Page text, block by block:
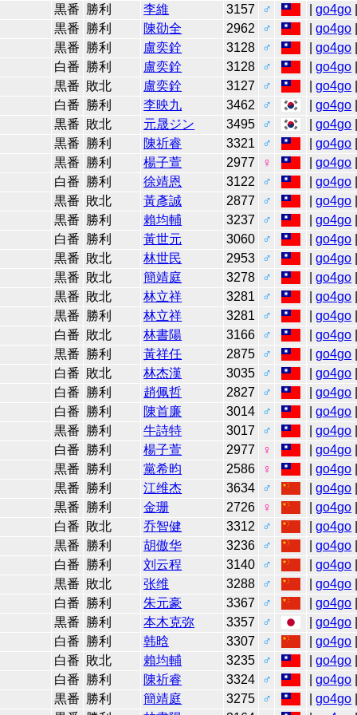
黒番 勝利 李維 3157 ♂ |go4go
黒番 勝利 陳劭全 2962 ♂ |go4go
黒番 勝利 盧奕銓 3128 ♂ |go4go
白番 勝利 盧奕銓 3128 ♂ |go4go
黒番 敗北 盧奕銓 3127 ♂ |go4go
白番 勝利 李映九 3462 ♂ |go4go
黒番 敗北 元晟ジン 3495 ♂ |go4go
黒番 勝利 陳祈睿 3321 ♂ |go4go
黒番 勝利 楊子萱 2977 ♀ |go4go
白番 勝利 徐靖恩 3122 ♂ |go4go
黒番 敗北 黃彥誠 2877 ♂ |go4go
黒番 勝利 賴均輔 3237 ♂ |go4go
白番 勝利 黃世元 3060 ♂ |go4go
黒番 敗北 林世民 2953 ♂ |go4go
黒番 敗北 簡靖庭 3278 ♂ |go4go
黒番 敗北 林立祥 3281 ♂ |go4go
黒番 勝利 林立祥 3281 ♂ |go4go
白番 敗北 林書陽 3166 ♂ |go4go
黒番 勝利 黃祥任 2875 ♂ |go4go
白番 敗北 林杰漢 3035 ♂ |go4go
白番 勝利 趙佩哲 2827 ♂ |go4go
白番 勝利 陳首廉 3014 ♂ |go4go
黒番 勝利 牛詩特 3017 ♂ |go4go
白番 勝利 楊子萱 2977 ♀ |go4go
黒番 勝利 黨希昀 2586 ♀ |go4go
黒番 勝利 江维杰 3634 ♂ |go4go
黒番 勝利 金珊 2726 ♀ |go4go
白番 敗北 乔智健 3312 ♂ |go4go
黒番 勝利 胡傲华 3236 ♂ |go4go
白番 勝利 刘云程 3140 ♂ |go4go
黒番 敗北 张维 3288 ♂ |go4go
白番 勝利 朱元豪 3367 ♂ |go4go
黒番 勝利 本木克弥 3357 ♂ |go4go
白番 勝利 韩晗 3307 ♂ |go4go
白番 敗北 賴均輔 3235 ♂ |go4go
白番 勝利 陳祈睿 3324 ♂ |go4go
黒番 勝利 簡靖庭 3275 ♂ |go4go